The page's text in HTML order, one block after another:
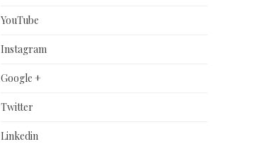
YouTube
Instagram
Google +
Twitter
Linkedin